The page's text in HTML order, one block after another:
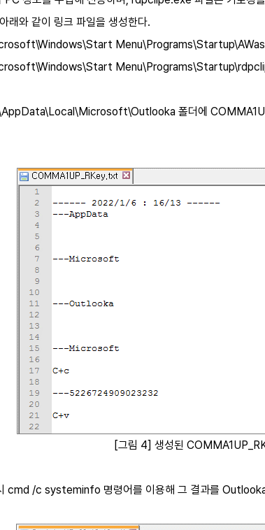
래와 같이 링크 파일을 생성한다.
폴더에
[그림 4] 생성된
cmd /c systeminfo 명령어를 이용해 그 결과를